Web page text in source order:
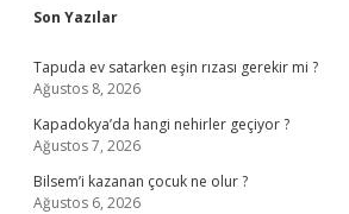
Sidebar
Son Yazılar
Tapuda ev satarken eşin rızası gerekir mi ?
Ağustos 8, 2026
Kapadokya’da hangi nehirler geçiyor ?
Ağustos 7, 2026
Bilsem’i kazanan çocuk ne olur ?
Ağustos 6, 2026